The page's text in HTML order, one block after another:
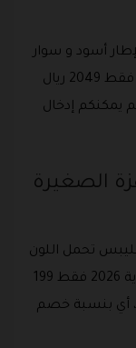
8 تحمل لون الإطار أسود و سوار
رياضي مميز في متجر ردسي السعودية فقط 2049 ريال
إدخال
الصغيرة
تحمل اللون
الأسود المميز في موقع ردسي السعودية 2026 فقط 199
ريال سعودي، أي بنسبة خصم